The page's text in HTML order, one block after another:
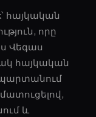
հայկական
որը
​​Վեգաս
հայկական
և